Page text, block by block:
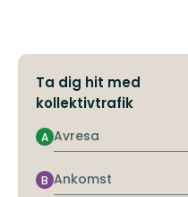
Ta dig hit med
kollektivtrafik
Avresa
A
Ankomst
B